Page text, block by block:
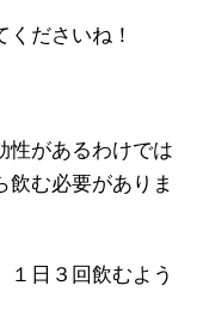
ださいね！
性があるわけでは
飲む必要がありま
１日３回飲むよう